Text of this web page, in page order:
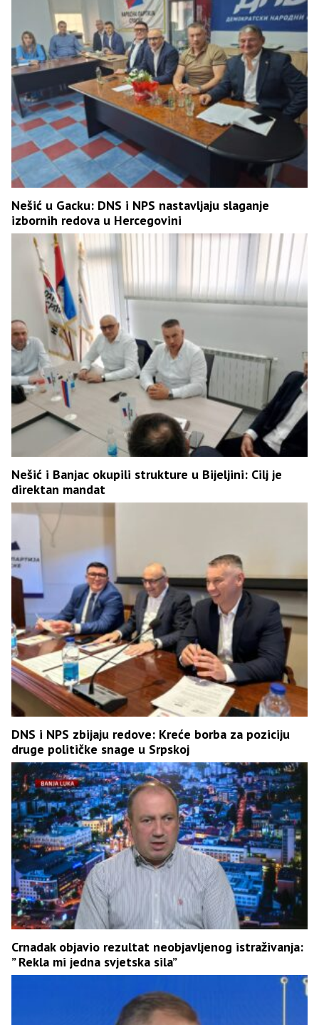
Nešić u Gacku: DNS i NPS nastavljaju slaganje
izbornih redova u Hercegovini
Nešić i Banjac okupili strukture u Bijeljini: Cilj je
direktan mandat
DNS i NPS zbijaju redove: Kreće borba za poziciju
druge političke snage u Srpskoj
Crnadak objavio rezultat neobjavljenog istraživanja:
” Rekla mi jedna svjetska sila”